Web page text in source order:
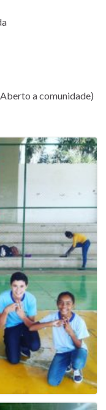
a comunidade)